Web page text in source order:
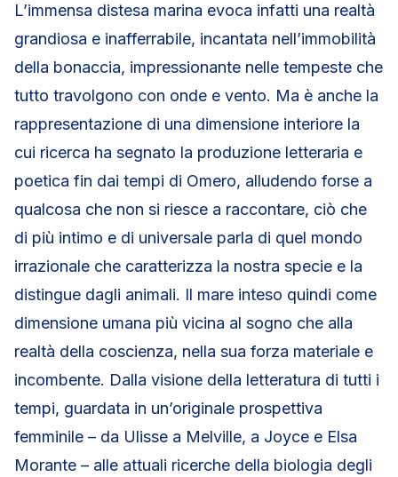
L’immensa distesa marina evoca infatti una realtà
grandiosa e inafferrabile, incantata nell’immobilità
della bonaccia, impressionante nelle tempeste che
tutto travolgono con onde e vento. Ma è anche la
rappresentazione di una dimensione interiore la
cui ricerca ha segnato la produzione letteraria e
poetica fin dai tempi di Omero, alludendo forse a
qualcosa che non si riesce a raccontare, ciò che
di più intimo e di universale parla di quel mondo
irrazionale che caratterizza la nostra specie e la
distingue dagli animali. Il mare inteso quindi come
dimensione umana più vicina al sogno che alla
realtà della coscienza, nella sua forza materiale e
incombente. Dalla visione della letteratura di tutti i
tempi, guardata in un’originale prospettiva
femminile – da Ulisse a Melville, a Joyce e Elsa
Morante – alle attuali ricerche della biologia degli